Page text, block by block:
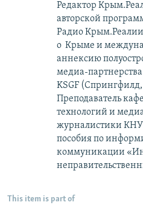
Редактор
авторской
Радио
о Крыме и
аннексию
медиа-
KSGF
Преподаватель
технологий и
журналистики КНУ
пособия по
коммуникации
This item is part of